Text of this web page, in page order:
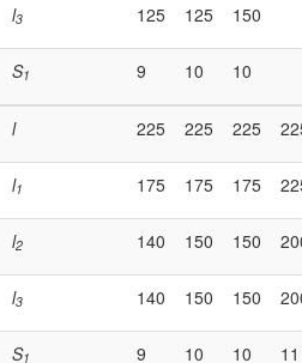
l3 125 125 150
S1 9 10 10
l 225 225 225
l1 175 175 175
l2 140 150 150
l3 140 150 150
S1 9 10 10 11